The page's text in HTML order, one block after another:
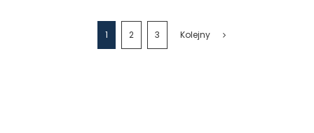
1 2 3 Kolejny